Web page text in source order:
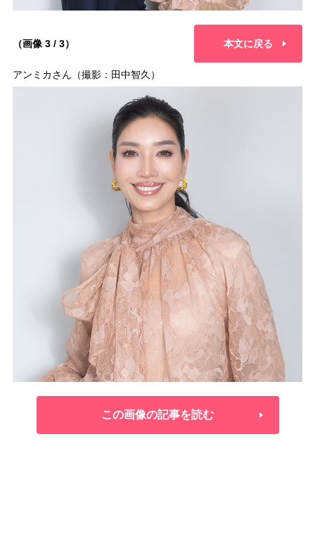
（画像 3 / 3） 本文に戻る
アンミカさん（撮影：田中智久）
この画像の記事を読む